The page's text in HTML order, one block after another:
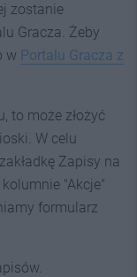
zostanie
Gracza. Żeby
w Portalu Gracza z
to może złożyć
W celu
Zapisy na
"Akcje"
formularz